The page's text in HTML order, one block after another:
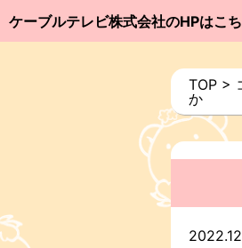
ケーブルテレビ株式会社のHPはこ
TOP >
か